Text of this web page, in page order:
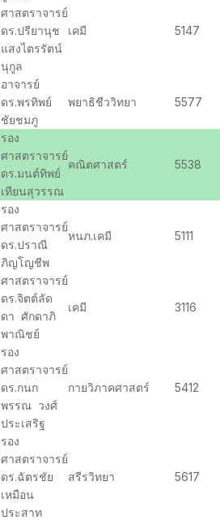
ศาสตราจารย์
ดร.ปรียานุช
แสงไตรรัตน์
นุกูล
เคมี 5147
อาจารย์
ดร.พรทิพย์
ชัยชมภู
พยาธิชีววิทยา 5577
รอง
ศาสตราจารย์
ดร.มนต์ทิพย์
เทียนสุวรรณ
คณิตศาสตร์ 5538
รอง
ศาสตราจารย์
ดร.ปราณี
ภิญโญชีพ
หนภ.เคมี 5111
ศาสตราจารย์
ดร.จิตต์ลัด
ดา ศักดาภิ
พาณิชย์
เคมี 3116
รอง
ศาสตราจารย์
ดร.กนก
พรรณ วงศ์
ประเสริฐ
กายวิภาคศาสตร์ 5412
รอง
ศาสตราจารย์
ดร.ฉัตรชัย
เหมือน
ประสาท
สรีรวิทยา 5617